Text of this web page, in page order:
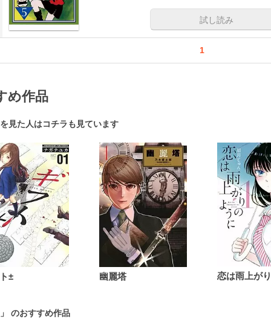
試し読み
1
め作品
見た人はコチラも見ています
± 幽麗塔
」 のおすすめ作品